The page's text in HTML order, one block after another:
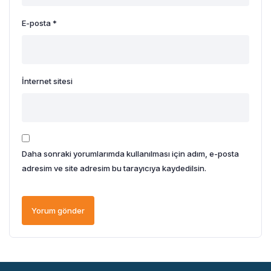
E-posta*
İnternet sitesi
Daha sonraki yorumlarımda kullanılması için adım, e-posta
adresim ve site adresim bu tarayıcıya kaydedilsin.